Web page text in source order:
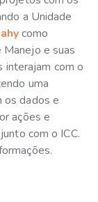
a Unidade
como
e suas
interajam com o
uma
os dados e
ações e
com o ICC.